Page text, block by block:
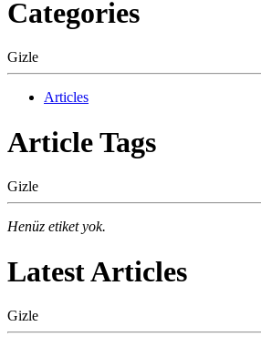
Categories
Gizle
Articles
Article Tags
Gizle
Henüz etiket yok.
Latest Articles
Gizle